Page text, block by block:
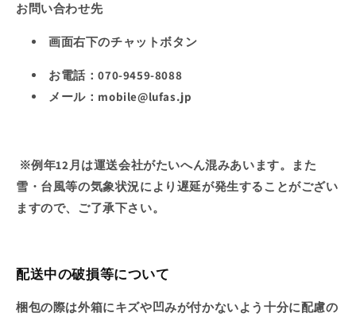
お問い合わせ先
画面右下のチャットボタン
お電話：070-9459-8088
メール：mobile@lufas.jp
※例年12月は運送会社がたいへん混みあいます。また
雪・台風等の気象状況により遅延が発生することがござい
ますので、ご了承下さい。
配送中の破損等について
梱包の際は外箱にキズや凹みが付かないよう十分に配慮の